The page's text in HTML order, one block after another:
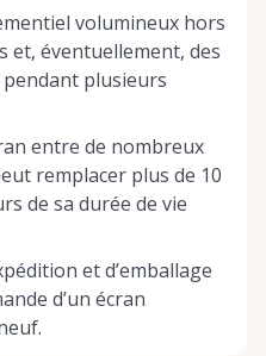
volumineux hors
et, éventuellement, des
plusieurs
entre de nombreux
remplacer plus de 10
de sa durée de vie
et d’emballage
d’un écran